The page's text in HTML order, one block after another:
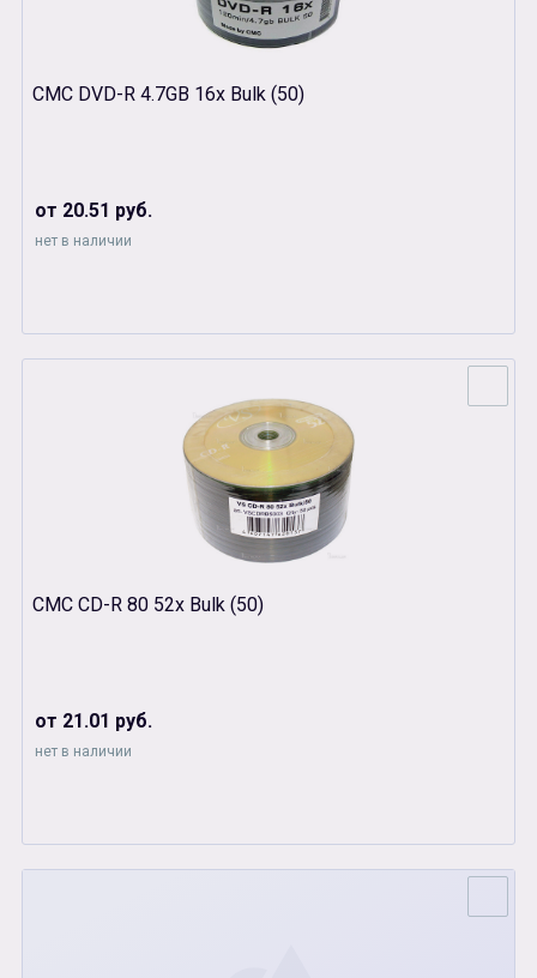
СМС DVD-R 4.7GB 16x Bulk (50)
от 20.51 руб.
нет в наличии
СМС CD-R 80 52x Bulk (50)
от 21.01 руб.
нет в наличии